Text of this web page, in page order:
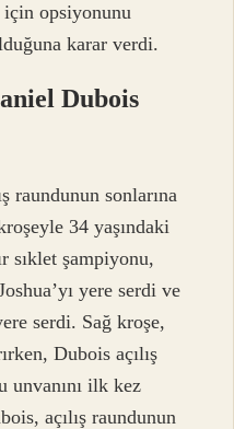
opsiyonunu
karar verdi.
Dubois
raundunun sonlarına
34 yaşındaki
sıklet şampiyonu,
yere serdi ve
serdi. Sağ kroşe,
Dubois açılış
unvanını ilk kez
açılış raundunun